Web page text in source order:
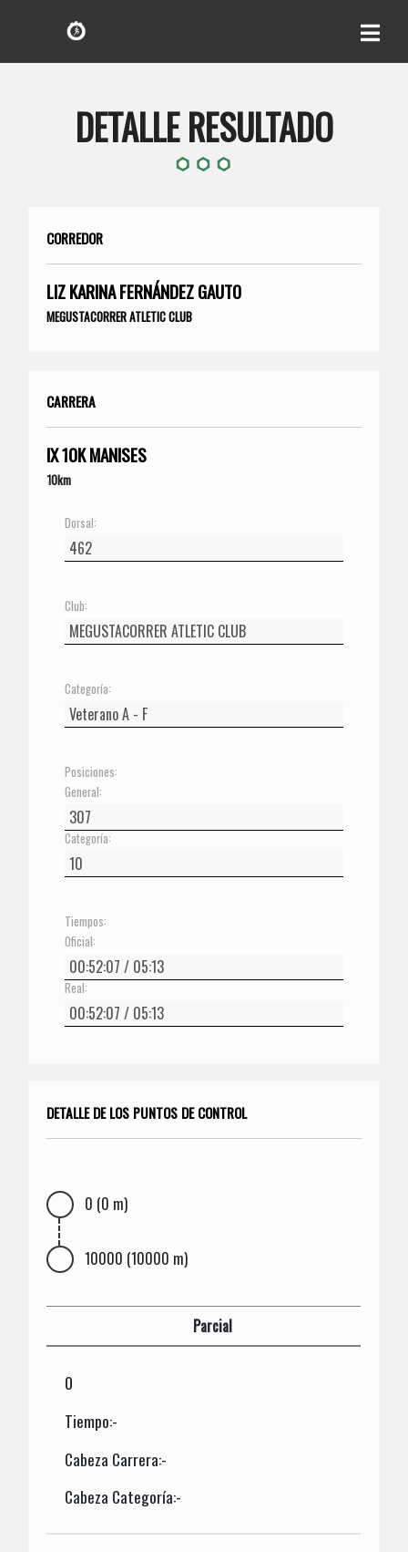
DETALLE RESULTADO
CORREDOR
LIZ KARINA FERNÁNDEZ GAUTO
MEGUSTACORRER ATLETIC CLUB
CARRERA
IX 10K MANISES
10km
Dorsal:
Club:
Categoría:
Posiciones:
General:
Categoría:
Tiempos:
Oficial:
Real:
DETALLE DE LOS PUNTOS DE CONTROL
0 (0 m)
10000 (10000 m)
Parcial
0
Tiempo:-
Cabeza Carrera:-
Cabeza Categoría:-